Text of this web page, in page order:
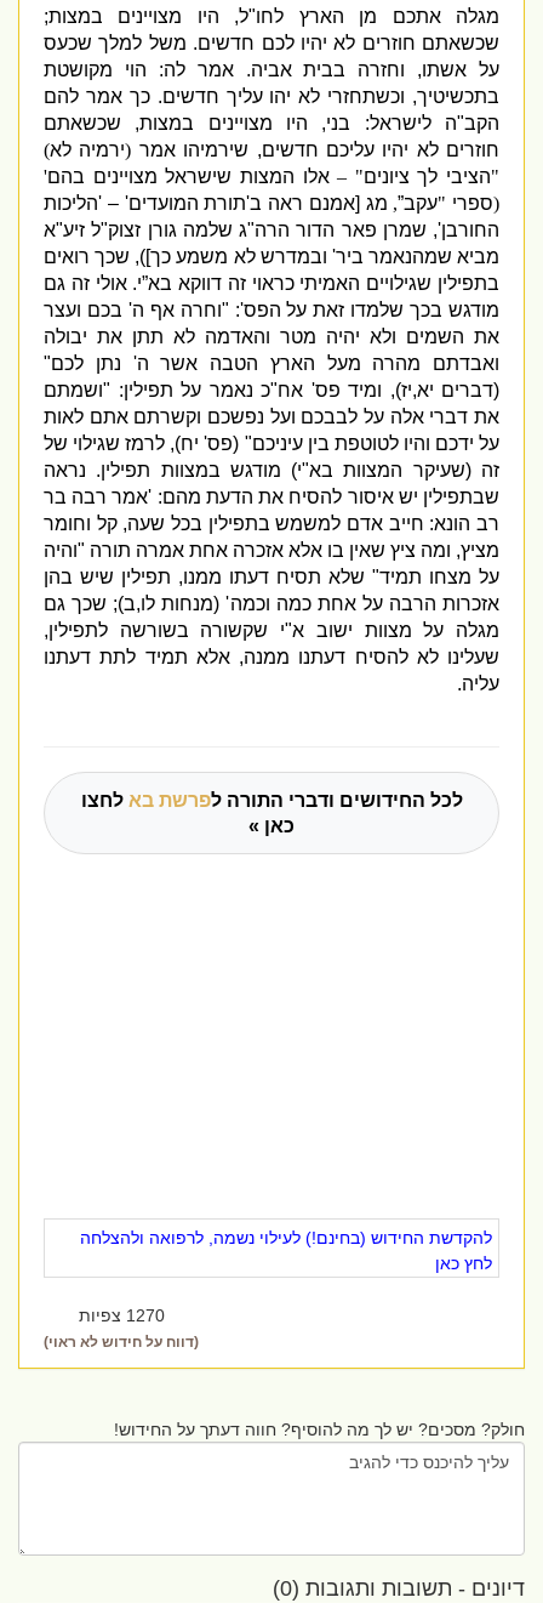
מגלה אתכם מן הארץ לחו"ל,היו מצויינים במצות;
שכשאתם חוזרים לא יהיו לכם חדשים.משל למלך שכעס
על אשתו,וחזרה בבית אביה.אמר לה:הוי מקושטת
בתכשיטיך,וכשתחזרי לא יהו עליך חדשים.כך אמר להם
הקב"ה לישראל:בני,היו מצויינים במצות,שכשאתם
חוזרים לא יהיו עליכם חדשים,שירמיהו אמר(ירמיה לא)
הציבי לך ציונים" – אלו המצות שישראל מצויינים בהם'
ספרי"עקב”,מג [אמנם ראה ב תורת המועדים' – 'הליכות
החורבן',שמרן פאר הדור הרה"ג שלמה גורן זצוק"ל זיע"א
מביא שמהנאמר ביר'ובמדרש לא משמע כך]),שכך רואים
בתפילין שגילויים האמיתי כראוי זה דווקא בא”י.אולי זה גם
מודגש בכך שלמדו זאת על הפס': "וחרה אף ה 'בכם ועצר
את השמים ולא יהיה מטר והאדמה לא תתן את יבולה
ואבדתם מהרה מעל הארץ הטבה אשר ה 'נתן לכם"
דברים יא ,יז),ומיד פס'אח"כ נאמר על תפילין: "ושמתם
את דברי אלה על לבבכם ועל נפשכם וקשרתם אתם לאות
על ידכם והיו לטוטפת בין עיניכם" (פס'יח ),לרמז שגילוי של
זה(שעיקר המצוות בא"י)מודגש במצוות תפילין.נראה
שבתפילין יש איסור להסיח את הדעת מהם: 'אמר רבה בר
רב הונא:חייב אדם למשמש בתפילין בכל שעה,קל וחומר
מציץ,ומה ציץ שאין בו אלא אזכרה אחת אמרה תורה"והיה
על מצחו תמיד"שלא תסיח דעתו ממנו,תפילין שיש בהן
אזכרות הרבה על אחת כמה וכמה' (מנחות לו ,ב);שכך גם
מגלה על מצוות ישוב א "י שקשורה בשורשה לתפילין,
שעלינו לא להסיח דעתנו ממנה,אלא תמיד לתת דעתנו
עליה.
לכל החידושים ודברי התורה לפרשת באלחצו
כאן »
להקדשת החידוש (בחינם!) לעילוי נשמה, לרפואה ולהצלחה
לחץ כאן
1270 צפיות
(דווח על חידוש לא ראוי)
חולק? מסכים? יש לך מה להוסיף? חווה דעתך על החידוש!
דיונים - תשובות ותגובות (0)